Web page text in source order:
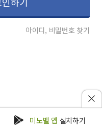
아이디, 비밀번호 찾기
미노벨 앱 설치하기